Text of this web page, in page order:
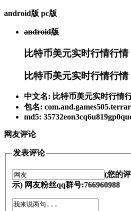
android版 pc版
android版
比特币美元实时行情行
比特币美元实时行情行
中文名: 比特币美元实时行情
包名:
md5:
网友评论
发表评论
(您的
示) 网友粉丝qq群号:766960988